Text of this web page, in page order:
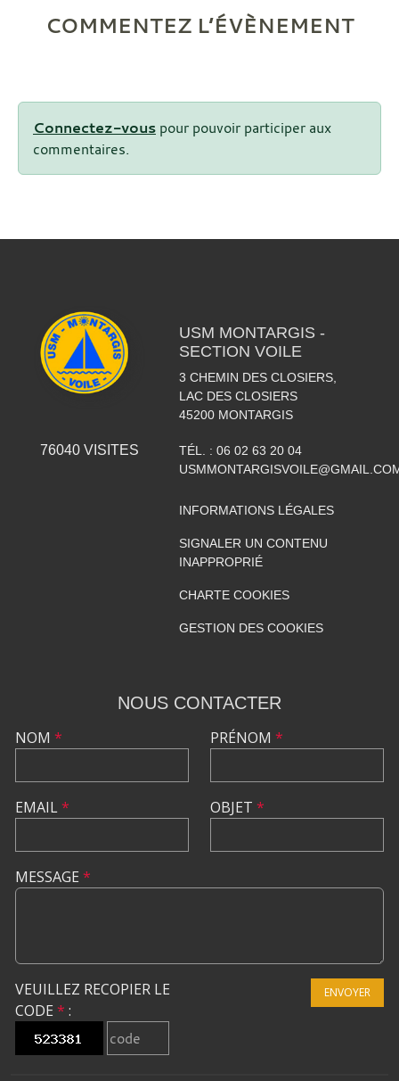
COMMENTEZ L’ÉVÈNEMENT
Connectez-vous pour pouvoir participer aux
commentaires.
76040VISITES
USM MONTARGIS -
SECTION VOILE
3 CHEMIN DES CLOSIERS,
LAC DES CLOSIERS
45200 MONTARGIS
TÉL. : 06 02 63 20 04
INFORMATIONS LÉGALES
SIGNALER UN CONTENU
INAPPROPRIÉ
CHARTE COOKIES
GESTION DES COOKIES
NOUS CONTACTER
NOM *
EMAIL*
PRÉNOM *
OBJET *
MESSAGE *
VEUILLEZ RECOPIER LE
CODE * :
ENVOYER